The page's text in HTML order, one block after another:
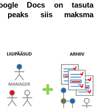
Docs on tasuta
peaks siis maksma